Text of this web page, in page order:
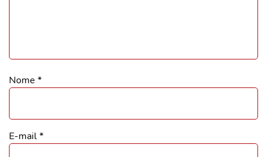
Nome *
E-mail*